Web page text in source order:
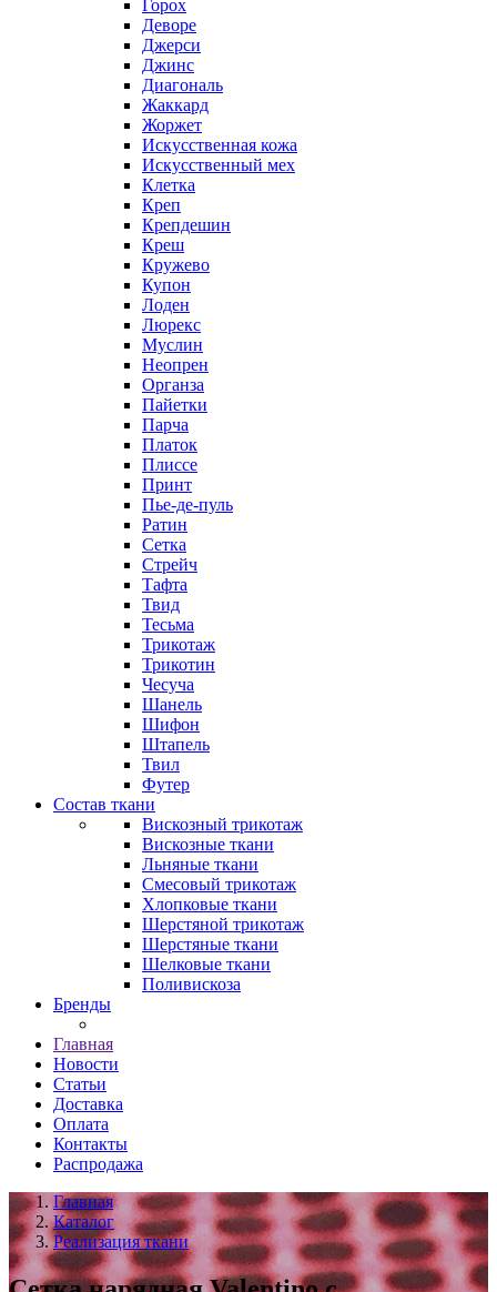
Горох
Деворе
Джерси
Джинс
Диагональ
Жаккард
Жоржет
Искусственная кожа
Искусственный мех
Клетка
Креп
Крепдешин
Креш
Кружево
Купон
Лоден
Люрекс
Муслин
Неопрен
Органза
Пайетки
Парча
Платок
Плиссе
Принт
Пье-де-пуль
Ратин
Сетка
Стрейч
Тафта
Твид
Тесьма
Трикотаж
Трикотин
Чесуча
Шанель
Шифон
Штапель
Твил
Футер
Состав ткани
Вискозный трикотаж
Вискозные ткани
Льняные ткани
Смесовый трикотаж
Хлопковые ткани
Шерстяной трикотаж
Шерстяные ткани
Шелковые ткани
Поливискоза
Бренды
Главная
Новости
Статьи
Доставка
Оплата
Контакты
Распродажа
Главная
Каталог
Реализация ткани